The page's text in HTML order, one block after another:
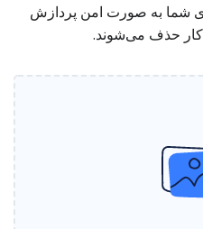
شما به صورت امن پردازش
حذف می‌شوند.